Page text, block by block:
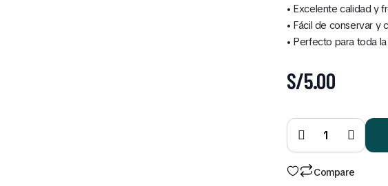
• Excelente calidad y
• Fácil de conservar y
• Perfecto para toda
S/5.00
Tipo
Cheddar
Tajadas
250 gr
Compare